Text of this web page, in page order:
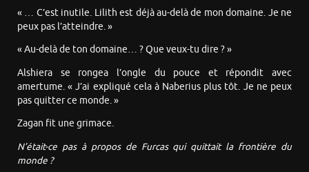
« … C’est inutile. Lilith est déjà au-delà de mon domaine. Je ne
peux pas l’atteindre. »
« Au-delà de ton domaine… ? Que veux-tu dire ? »
Alshiera se rongea l’ongle du pouce et répondit avec
amertume. « J’ai expliqué cela à Naberius plus tôt. Je ne peux
pas quitter ce monde. »
Zagan fit une grimace.
N’était-ce pas à propos de Furcas qui quittait la frontière du
monde ?